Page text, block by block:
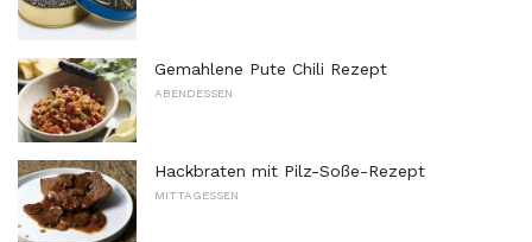
Gemahlene Pute Chili Rezept
ABENDESSEN
Hackbraten mit Pilz-Soße-Rezept
MITTAGESSEN